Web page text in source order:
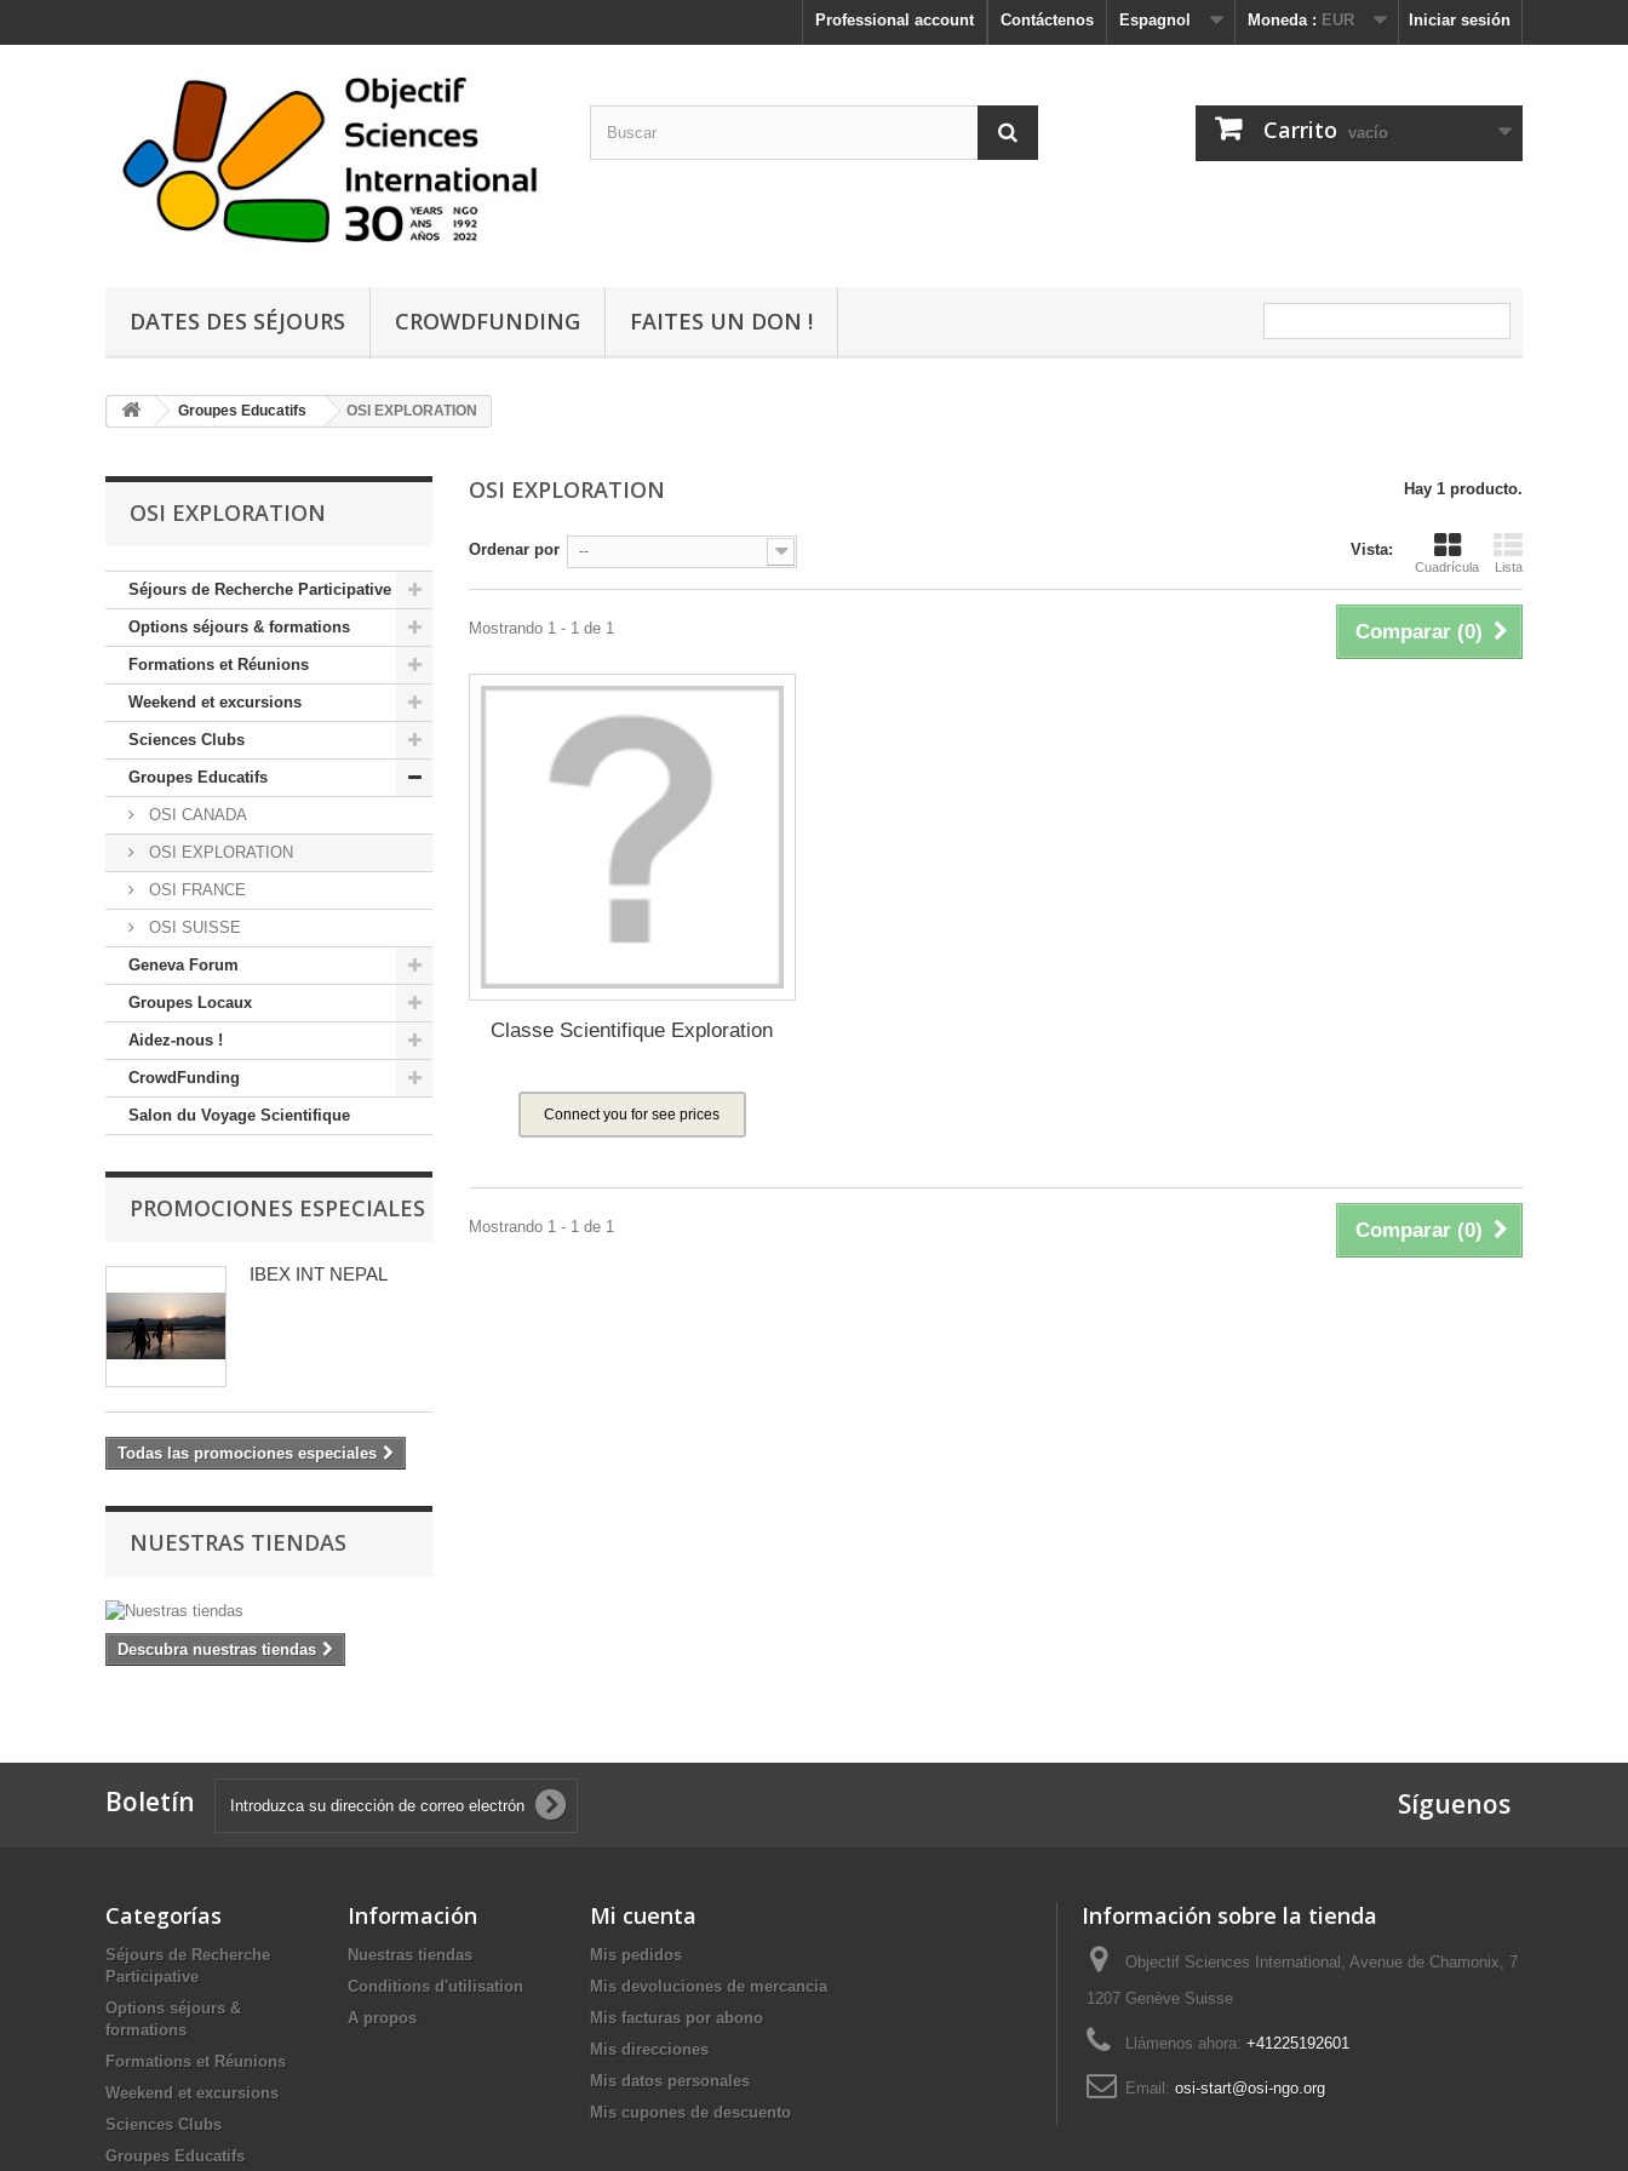
Iniciar sesión
Moneda : EUR
Espagnol
Contáctenos
Professional account
Carrito vacío
DATES DES SÉJOURS CROWDFUNDING FAITES UN DON !
Groupes Educatifs OSI EXPLORATION
OSI EXPLORATION
Séjours de Recherche Participative
Options séjours & formations
Formations et Réunions
Weekend et excursions
Sciences Clubs
Groupes Educatifs
OSI CANADA
OSI EXPLORATION
OSI FRANCE
OSI SUISSE
Geneva Forum
Groupes Locaux
Aidez-nous !
CrowdFunding
Salon du Voyage Scientifique
PROMOCIONES ESPECIALES
IBEX INT NEPAL
Todas las promociones especiales
NUESTRAS TIENDAS
Descubra nuestras tiendas
OSI EXPLORATION Hay 1 producto.
Vista:
Cuadrícula Lista
Ordenar por --
Comparar (0)
Mostrando 1 - 1 de 1
Classe Scientifique Exploration
Connect you for see prices
Comparar (0)
Mostrando 1 - 1 de 1
Boletín Síguenos
Categorías
Séjours de Recherche
Participative
Options séjours &
formations
Formations et Réunions
Weekend et excursions
Sciences Clubs
Groupes Educatifs
Información
Nuestras tiendas
Conditions d'utilisation
A propos
Mi cuenta
Mis pedidos
Mis devoluciones de mercancia
Mis facturas por abono
Mis direcciones
Mis datos personales
Mis cupones de descuento
Información sobre la tienda
Objectif Sciences International, Avenue de Chamonix, 7
1207 Genève Suisse
Llámenos ahora: +41225192601
Email: osi-start@osi-ngo.org